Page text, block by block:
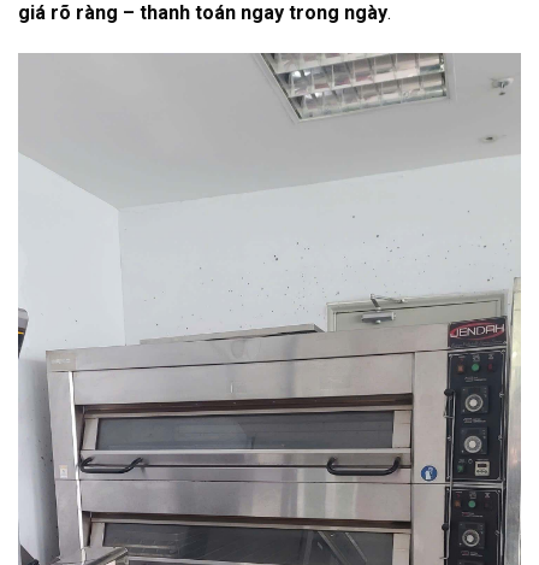
giá rõ ràng – thanh toán ngay trong ngày.